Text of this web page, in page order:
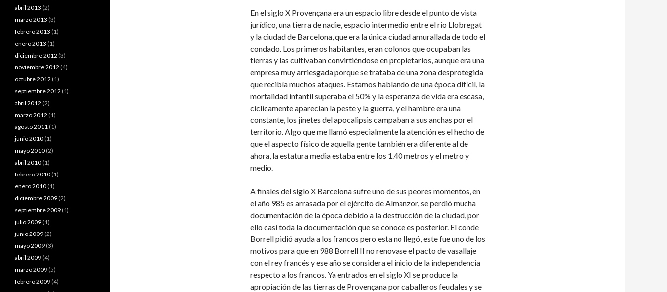
En el siglo X Provençana era un espacio libre desde el punto de vista
jurídico, una tierra de nadie, espacio intermedio entre el rio Llobregat
y la ciudad de Barcelona, que era la única ciudad amurallada de todo el
condado. Los primeros habitantes, eran colonos que ocupaban las
tierras y las cultivaban convirtiéndose en propietarios, aunque era una
empresa muy arriesgada porque se trataba de una zona desprotegida
que recibía muchos ataques. Estamos hablando de una época difícil, la
mortalidad infantil superaba el 50% y la esperanza de vida era escasa,
cíclicamente aparecían la peste y la guerra, y el hambre era una
constante, los jinetes del apocalipsis campaban a sus anchas por el
territorio. Algo que me llamó especialmente la atención es el hecho de
que el aspecto físico de aquella gente también era diferente al de
ahora, la estatura media estaba entre los 1.40 metros y el metro y
medio.
A finales del siglo X Barcelona sufre uno de sus peores momentos, en
el año 985 es arrasada por el ejército de Almanzor, se perdió mucha
documentación de la época debido a la destrucción de la ciudad, por
ello casi toda la documentación que se conoce es posterior. El conde
Borrell pidió ayuda a los francos pero esta no llegó, este fue uno de los
motivos para que en 988 Borrell II no renovase el pacto de vasallaje
con el rey francés y ese año se considera el inicio de la independencia
respecto a los francos. Ya entrados en el siglo XI se produce la
apropiación de las tierras de Provençana por caballeros feudales y se
abril 2013 (2)
marzo 2013 (3)
febrero 2013 (1)
enero 2013 (1)
diciembre 2012 (3)
noviembre 2012 (4)
octubre 2012 (1)
septiembre 2012 (1)
abril 2012 (2)
marzo 2012 (1)
agosto 2011 (1)
junio 2010 (1)
mayo 2010 (2)
abril 2010 (1)
febrero 2010 (1)
enero 2010 (1)
diciembre 2009 (2)
septiembre 2009 (1)
julio 2009 (1)
junio 2009 (2)
mayo 2009 (3)
abril 2009 (4)
marzo 2009 (5)
febrero 2009 (4)